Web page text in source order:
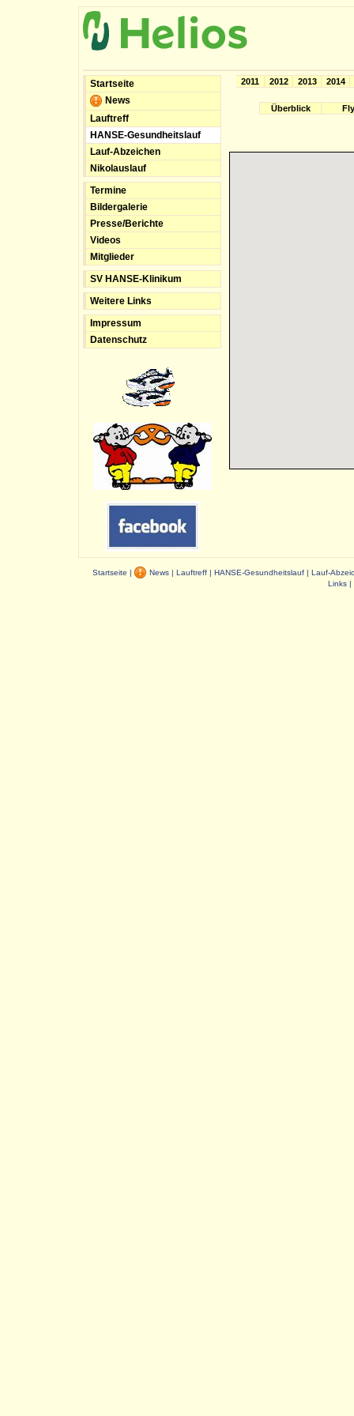
Startseite
News
Lauftreff
HANSE-Gesundheitslauf
Lauf-Abzeichen
Nikolauslauf
Termine
Bildergalerie
Presse/Berichte
Videos
Mitglieder
SV HANSE-Klinikum
Weitere Links
Impressum
Datenschutz
2014
2013
2012
2011
Überblick
Startseite | News | Lauftreff | HANSE-Gesundheitslauf | Lauf-
Links |